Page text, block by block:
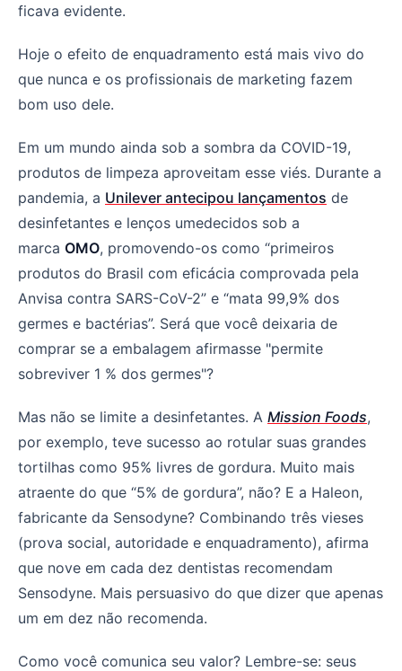
ficava evidente.
Hoje o efeito de enquadramento está mais vivo do
que nunca e os profissionais de marketing fazem
bom uso dele.
Em um mundo ainda sob a sombra da COVID-19,
produtos de limpeza aproveitam esse viés. Durante a
pandemia, a Unilever antecipou lançamentos de
desinfetantes e lenços umedecidos sob a
marca OMO, promovendo-os como “primeiros
produtos do Brasil com eficácia comprovada pela
Anvisa contra SARS-CoV-2” e “mata 99,9% dos
germes e bactérias”. Será que você deixaria de
comprar se a embalagem afirmasse "permite
sobreviver 1 % dos germes"?
Mas não se limite a desinfetantes. A Mission Foods,
por exemplo, teve sucesso ao rotular suas grandes
tortilhas como 95% livres de gordura. Muito mais
atraente do que “5% de gordura”, não? E a Haleon,
fabricante da Sensodyne? Combinando três vieses
(prova social, autoridade e enquadramento), afirma
que nove em cada dez dentistas recomendam
Sensodyne. Mais persuasivo do que dizer que apenas
um em dez não recomenda.
Como você comunica seu valor? Lembre-se: seus